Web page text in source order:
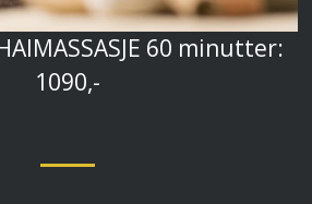
60 minutter:
1090,-